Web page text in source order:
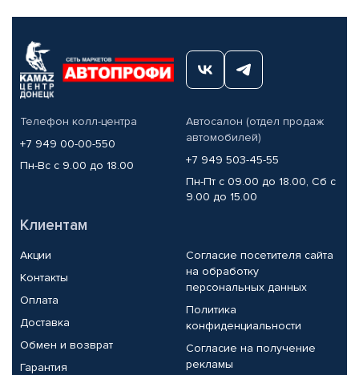
Телефон колл-центра
+7 949 00-00-550
Пн-Вс с 9.00 до 18.00
Автосалон (отдел продаж
автомобилей)
+7 949 503-45-55
Пн-Пт с 09.00 до 18.00, Сб с
9.00 до 15.00
Клиентам
Акции
Контакты
Оплата
Доставка
Обмен и возврат
Гарантия
Согласие посетителя сайта
на обработку
персональных данных
Политика
конфиденциальности
Согласие на получение
рекламы